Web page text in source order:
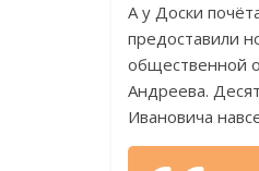
А у Доски
предоставили
общественной
Андреева.
Ивановича